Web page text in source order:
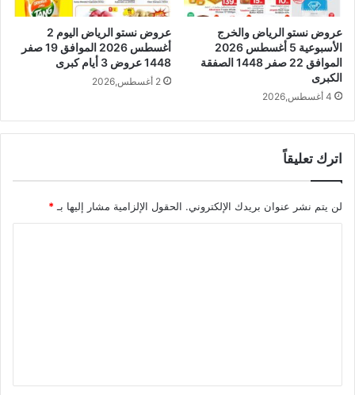
عروض نستو الرياض والخرج
الأسبوعية 5 أغسطس 2026
الموافق 22 صفر 1448 الصفقة
الكبرى
4 أغسطس,2026
عروض نستو الرياض اليوم 2
أغسطس 2026 الموافق 19 صفر
1448 عروض 3 أيام كبرى
2 أغسطس,2026
اترك تعليقاً
لن يتم نشر عنوان بريدك الإلكتروني. الحقول الإلزامية مشار إليها بـ *